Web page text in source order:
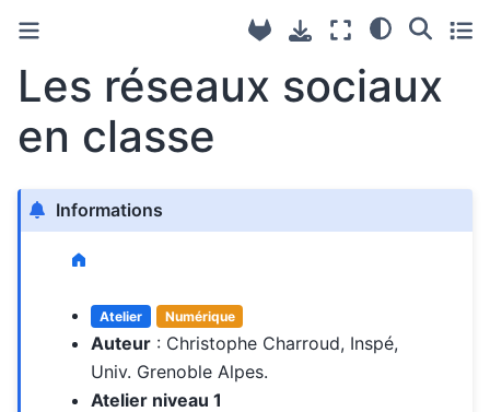
Les réseaux sociaux
en classe
Informations
Atelier Numérique
Auteur : Christophe Charroud, Inspé,
Univ. Grenoble Alpes.
Atelier niveau 1